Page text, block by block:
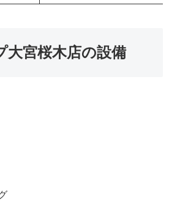
大宮桜木店の設備